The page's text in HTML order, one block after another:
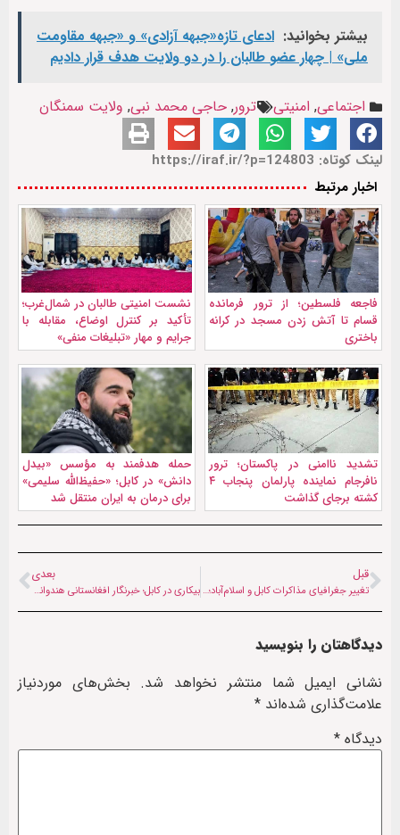
بیشتر بخوانید: ادعای تازه«جبهه آزادی» و «جبهه مقاومت
ملی» | چهار عضو طالبان را در دو ولایت هدف قرار دادیم
اجتماعی, امنیتی ترور, حاجی محمد نبی, ولایت سمنگان
لینک کوتاه: https://iraf.ir/?p=124803
اخبار مرتبط
فاجعه فلسطین؛ از ترور فرمانده
قسام تا آتش زدن مسجد در کرانه
باختری
نشست امنیتی طالبان در شمال‌غرب؛
تأکید بر کنترل اوضاع، مقابله با
جرایم و مهار «تبلیغات منفی»
تشدید ناامنی در پاکستان؛ ترور
نافرجام نماینده پارلمان پنجاب ۴
کشته برجای گذاشت
حمله هدفمند به مؤسس «بیدل
دانش» در کابل؛ «حفیظ‌الله سلیمی»
برای درمان به ایران منتقل شد
قبل
تغییر جغرافیای مذاکرات کابل و اسلام‌آباد؛ سایه سنگین بی‌اعتمادی بر نشست استانبول
بعدی
بیکاری در کابل؛ خبرنگار افغانستانی هندوانه می‌فروشد
دیدگاهتان را بنویسید
نشانی ایمیل شما منتشر نخواهد شد. بخش‌های موردنیاز
علامت‌گذاری شده‌اند *
دیدگاه *